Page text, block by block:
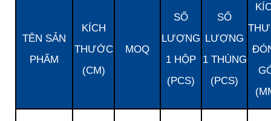
TÊN SẢN
PHẨM
KÍCH
THƯỚC
(CM)
MOQ
SỐ
LƯỢNG
1 HỘP
(PCS)
SỐ
LƯỢNG
1 THÙNG
(PCS)